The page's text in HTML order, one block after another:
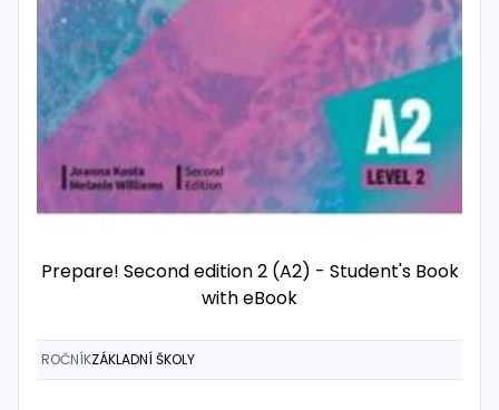
Prepare! Second edition 2 (A2) - Student's Book
with eBook
ROČNÍKZÁKLADNÍ ŠKOLY